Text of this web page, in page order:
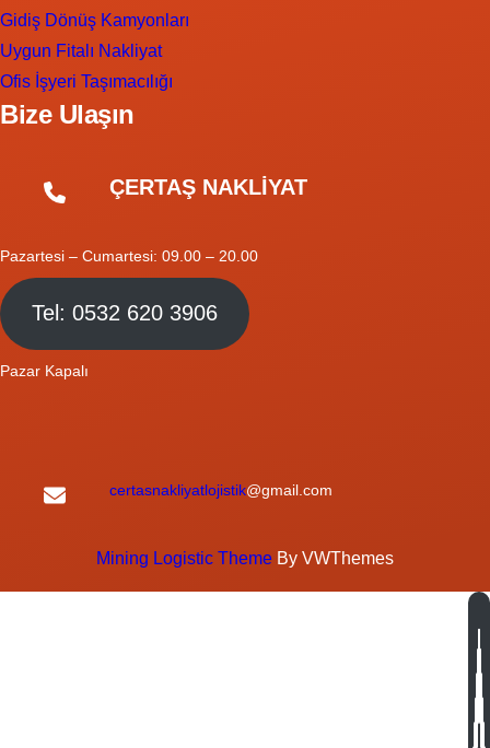
Gidiş Dönüş Kamyonları
Uygun Fitalı Nakliyat
Ofis İşyeri Taşımacılığı
Bize Ulaşın
ÇERTAŞ NAKLİYAT
Pazartesi – Cumartesi: 09.00 – 20.00
Tel: 0532 620 3906
Pazar Kapalı
certasnakliyatlojistik@gmail.com
Mining Logistic Theme By VWThemes